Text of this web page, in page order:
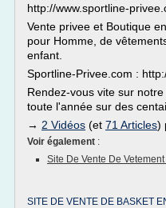
http://www.sportline-
Vente privee et Boutique
pour Homme, de
enfant.
Sportline-Privee.com :
Rendez-vous vite sur
toute l'année sur des
→ 2 Vidéos (et 71 Articles)
Voir également :
Site De Vente De
SITE DE VENTE DE BASKET